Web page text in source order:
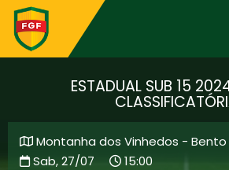
ESTADUAL SUB 15
Montanha dos Vinhedos -
Sab, 27/07
15:00